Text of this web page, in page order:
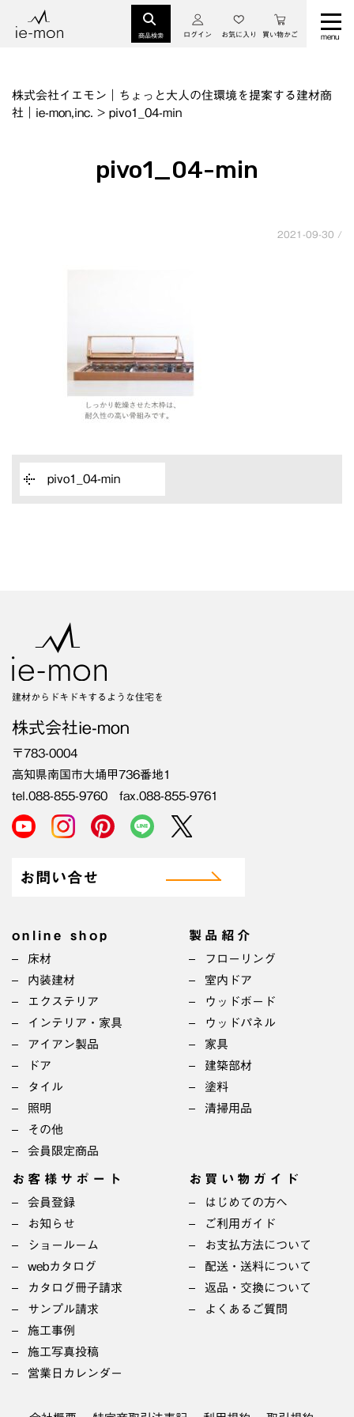
商品検索 ログイン お気に入り 買い物かご
株式会社イエモン｜ちょっと大人の住環境を提案する建材商
社｜ie-mon,inc. > pivo1_04-min
pivo1_04-min
2021-09-30 /
pivo1_04-min
建材からドキドキするような住宅を
株式会社ie-mon
〒783-0004
高知県南国市大埇甲736番地1
tel.088-855-9760 fax.088-855-9761
お問い合せ
online shop
床材
内装建材
エクステリア
インテリア・家具
アイアン製品
ドア
タイル
照明
その他
会員限定商品
製品紹介
フローリング
室内ドア
ウッドボード
ウッドパネル
家具
建築部材
塗料
清掃用品
お客様サポート
会員登録
お知らせ
ショールーム
webカタログ
カタログ冊子請求
サンプル請求
施工事例
施工写真投稿
営業日カレンダー
お買い物ガイド
はじめての方へ
ご利用ガイド
お支払方法について
配送・送料について
返品・交換について
よくあるご質問